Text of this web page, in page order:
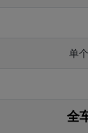
单
全